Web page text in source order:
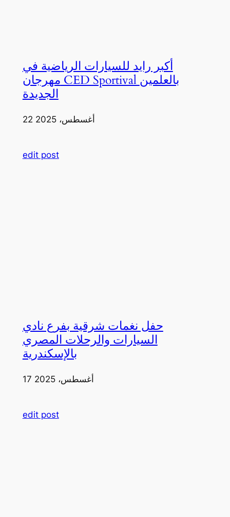
أكبر رايد للسيارات الرياضية في
مهرجان CED Sportival بالعلمين
الجديدة
22 أغسطس، 2025
edit post
حفل نغمات شرقية بفرع نادي
السيارات والرحلات المصري
بالإسكندرية
17 أغسطس، 2025
edit post